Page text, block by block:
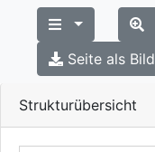
Strukturübersicht
Seite als Bild